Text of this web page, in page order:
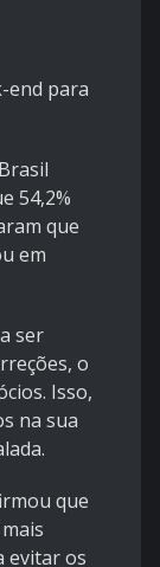
end para
54,2%
que
em
ser
o
Isso,
na sua
que
evitar os